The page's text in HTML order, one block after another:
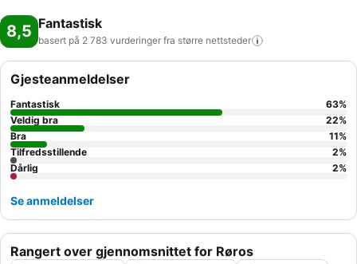
8,5 Fantastisk
basert på 2 783 vurderinger fra større nettsteder
Rangert over gjennomsnittet for Røros
Gjesteanmeldelser
Fantastisk 63%
Veldig bra
22%
Bra
11%
Tilfredsstillende
2%
Dårlig
2%
Se anmeldelser